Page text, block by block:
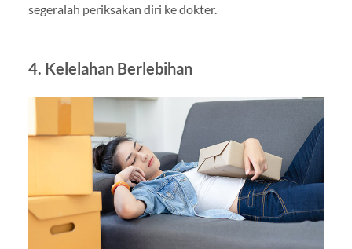
segeralah periksakan diri ke dokter.
4. Kelelahan Berlebihan